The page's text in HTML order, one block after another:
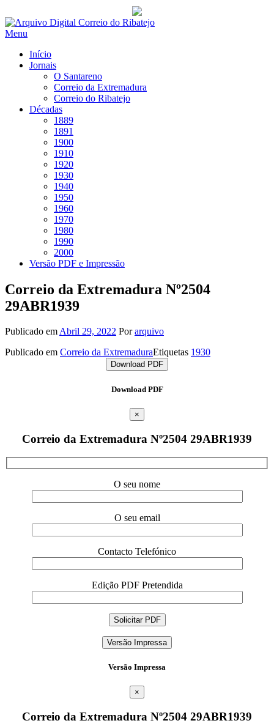
Saltar
para
Menu
Início
Jornais
O Santareno
Correio da Extremadura
Correio do Ribatejo
Décadas
1889
1891
1900
1910
1920
1930
1940
1950
1960
1970
1980
1990
2000
Versão PDF e Impressão
Correio da Extremadura Nº2504
29ABR1939
Publicado emAbril 29, 2022 Porarquivo
Publicado em Correio da ExtremaduraEtiquetas 1930
Download PDF
Download PDF
×
Correio da Extremadura Nº2504 29ABR1939
O seu nome
O seu email
Contacto Telefónico
Edição PDF Pretendida
Versão Impressa
Versão Impressa
×
Correio da Extremadura Nº2504 29ABR1939